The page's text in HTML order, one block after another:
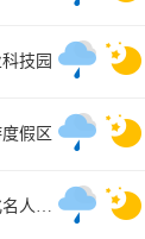
技园
假区
求雨山文化名人纪念馆